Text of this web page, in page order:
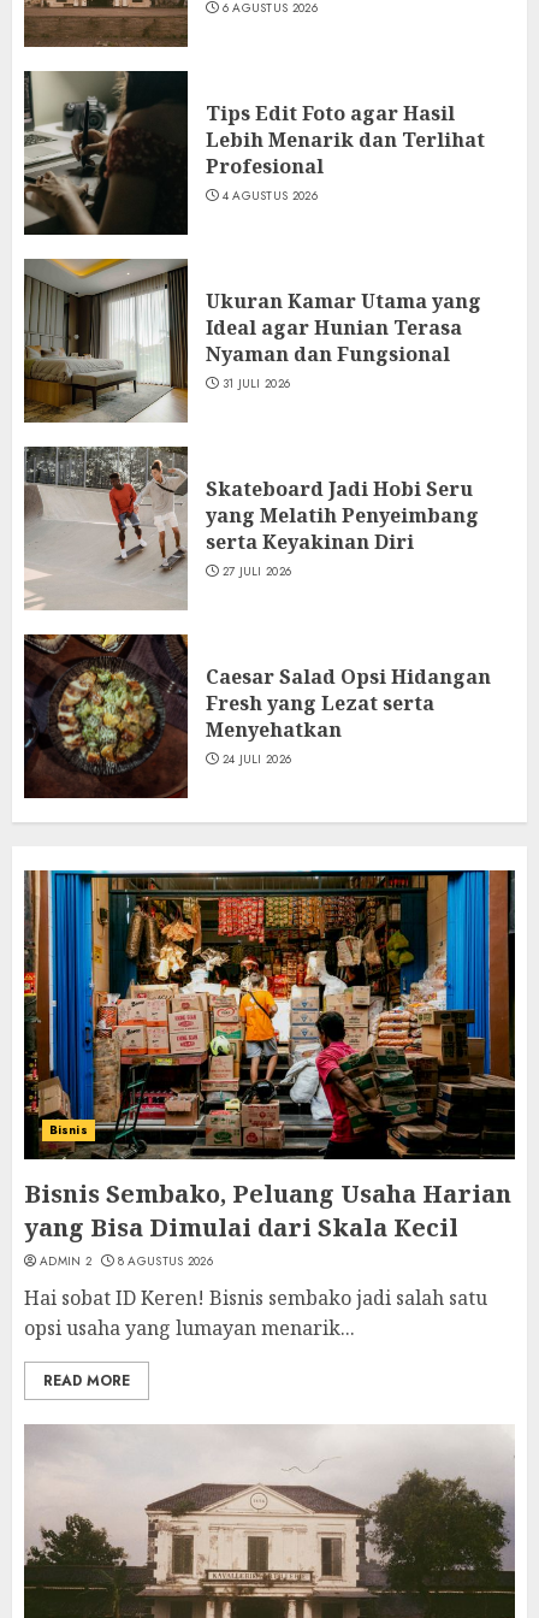
2 6 AGUSTUS 2026
3
Tips Edit Foto agar Hasil Lebih
Menarik dan Terlihat Profesional
4 AGUSTUS 2026
6 AGUSTUS 2026
Tips Edit Foto agar Hasil
Lebih Menarik dan Terlihat
Profesional
4 AGUSTUS 2026
Ukuran Kamar Utama yang
Ideal agar Hunian Terasa
Nyaman dan Fungsional
31 JULI 2026
Skateboard Jadi Hobi Seru
yang Melatih Penyeimbang
serta Keyakinan Diri
27 JULI 2026
Caesar Salad Opsi Hidangan
Fresh yang Lezat serta
Menyehatkan
24 JULI 2026
Bisnis
Bisnis Sembako, Peluang Usaha Harian
yang Bisa Dimulai dari Skala Kecil
ADMIN 2 8 AGUSTUS 2026
Hai sobat ID Keren! Bisnis sembako jadi salah satu
opsi usaha yang lumayan menarik...
READ MORE